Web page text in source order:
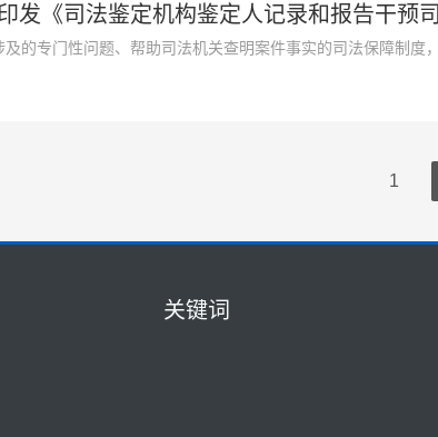
发《司法鉴定机构鉴定人记录和报告干预
的专门性问题、帮助司法机关查明案件事实的司法保障制度
司法鉴定管理体制的实施意见》，进一步健全鉴定人负责制
1
关键词